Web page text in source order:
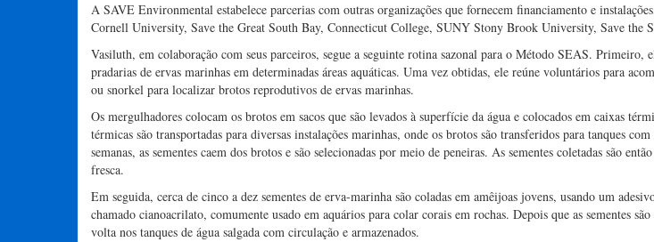
A SAVE Environmental estabelece parcerias com outras organizações que fornecem financiamento e
Cornell University, Save the Great South Bay, Connecticut College, SUNY Stony Brook University, Save the
Vasiluth, em colaboração com seus parceiros, segue a seguinte rotina sazonal para o Método SEAS. Primeiro,
pradarias de ervas marinhas em determinadas áreas aquáticas. Uma vez obtidas, ele reúne voluntários para
ou snorkel para localizar brotos reprodutivos de ervas marinhas.
Os mergulhadores colocam os brotos em sacos que são levados à superfície da água e colocados em caixas
térmicas são transportadas para diversas instalações marinhas, onde os brotos são transferidos para tanques
semanas, as sementes caem dos brotos e são selecionadas por meio de peneiras. As sementes coletadas são
fresca.
Em seguida, cerca de cinco a dez sementes de erva-marinha são coladas em amêijoas jovens, usando um
chamado cianoacrilato, comumente usado em aquários para colar corais em rochas. Depois que as sementes
volta nos tanques de água salgada com circulação e armazenados.